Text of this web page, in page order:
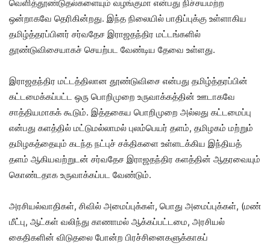
வெளித்தூண்டுதல்களையும் வழங்குமா என்பது நிச்சயமற்ற
ஒன்றாகவே தெரிகின்றது. இந்த நிலையில் பாதிப்புக்கு உள்ளாகிய
தமிழ்த்தரப்பினர் சர்வதேச இராஜதந்திர மட்டங்களில்
தூண்டுவிசையாகச் செயற்பட வேண்டிய தேவை உள்ளது.
இராஜதந்திர மட்டத்திலான தூண்டுவிசை என்பது தமிழ்த்தரப்பின்
கட்டமைக்கப்பட்ட ஒரு பொறிமுறை உருவாக்கத்தின் ஊடாகவே
சாத்தியமாகக் கூடும். இத்தகைய பொறிமுறை அல்லது கட்டமைப்பு
என்பது களத்தில் மட்டுமல்லாமல் புலம்பெயர் தளம், தமிழகம் மற்றும்
தமிழகத்தையும் கடந்த நட்புச் சக்திகளை உள்ளடக்கிய இந்தியத்
தளம் ஆகியவற்றுடன் சர்வதேச இராஜதந்திர களத்தின் ஆதரவையும்
கொண்டதாக உருவாக்கப்பட வேண்டும்.
அரசியல்வாதிகள், சிவில் அமைப்புக்கள், பொது அமைப்புக்கள், (மண்
மீட்பு, ஆட்கள் வலிந்து காணாமல் ஆக்கப்பட்டமை, அரசியல்
கைதிகளின் விடுதலை போன்ற பிரச்சினைகளுக்காகப்